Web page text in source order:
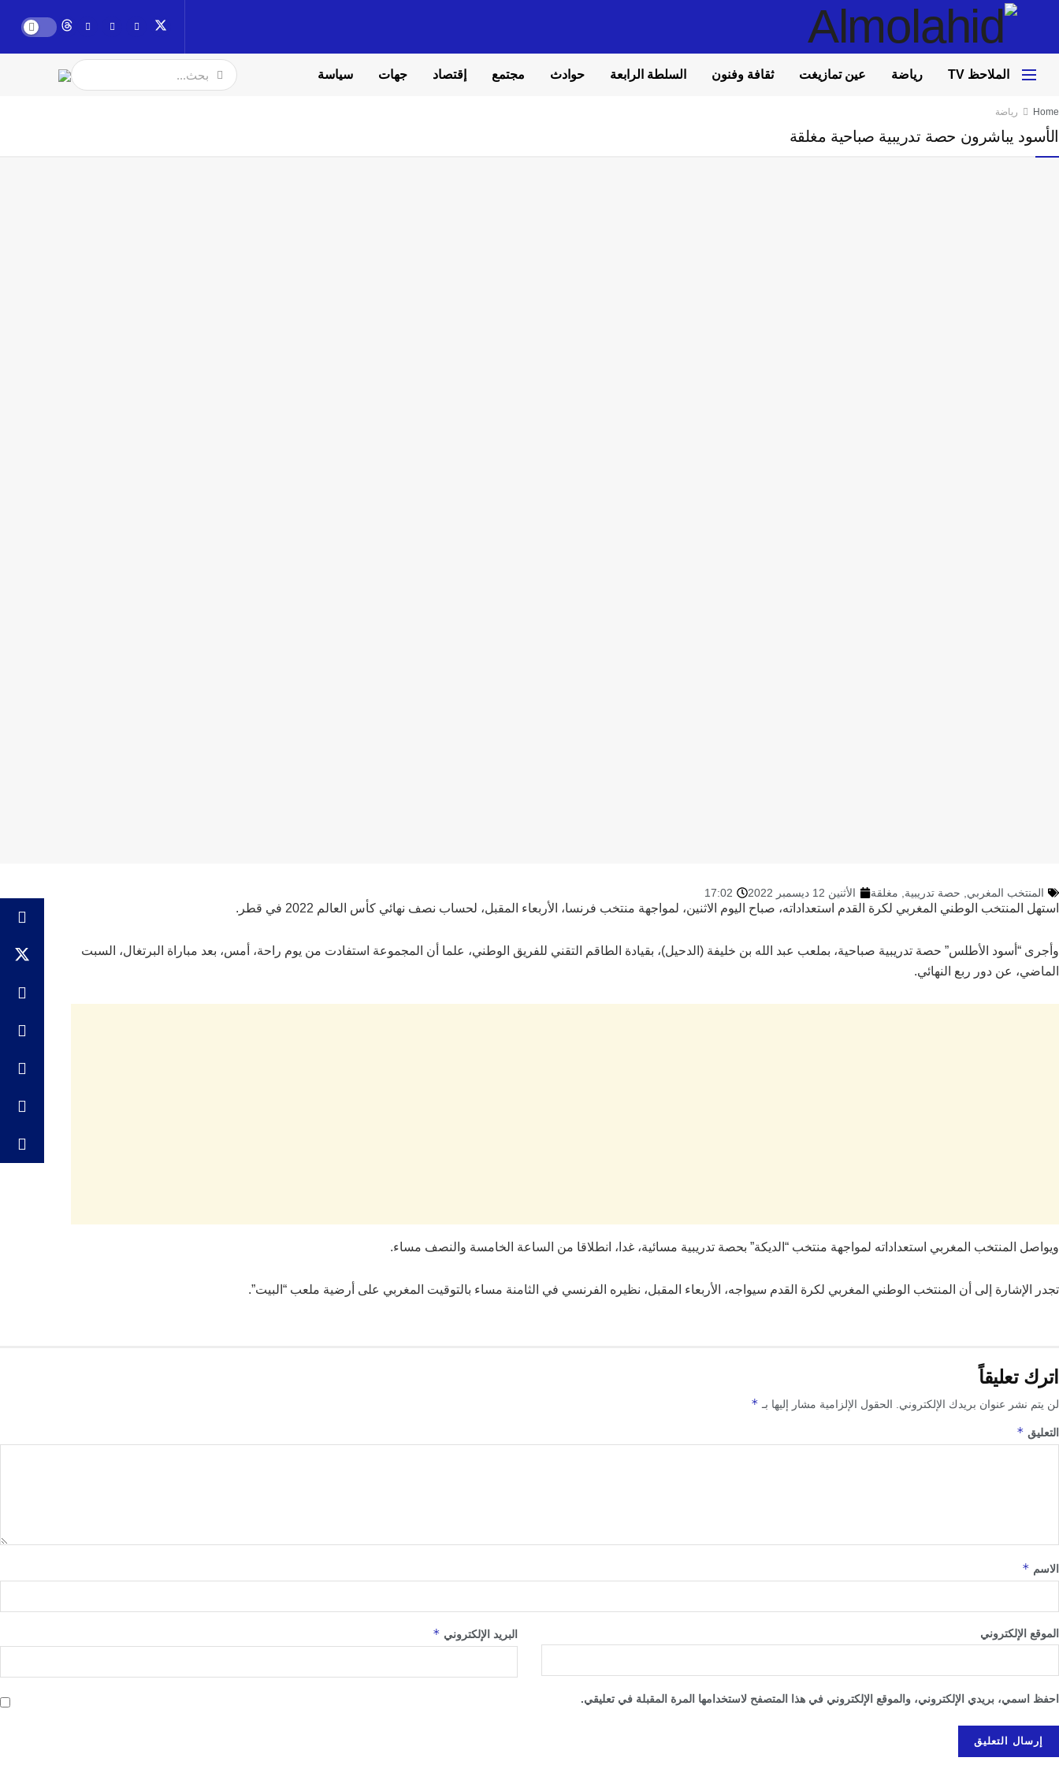
سياسة جهات إقتصاد مجتمع حوادث السلطة الرابعة ثقافة وفنون عين تمازيغت رياضة الملاحظ TV
Home رياضة
الأسود يباشرون حصة تدريبية صباحية مغلقة
المنتخب المغربي, حصة تدريبية, مغلقة الأثنين 12 ديسمبر 2022 17:02
استهل المنتخب الوطني المغربي لكرة القدم استعداداته، صباح اليوم الاثنين، لمواجهة منتخب فرنسا، الأربعاء المقبل، لحساب نصف نهائي كأس العالم 2022 في قطر.
وأجرى “أسود الأطلس” حصة تدريبية صباحية، بملعب عبد الله بن خليفة (الدحيل)، بقيادة الطاقم التقني للفريق الوطني، علما أن المجموعة استفادت من يوم راحة، أمس، بعد مباراة البرتغال، السبت
الماضي، عن دور ربع النهائي.
ويواصل المنتخب المغربي استعداداته لمواجهة منتخب “الديكة” بحصة تدريبية مسائية، غدا، انطلاقا من الساعة الخامسة والنصف مساء.
تجدر الإشارة إلى أن المنتخب الوطني المغربي لكرة القدم سيواجه، الأربعاء المقبل، نظيره الفرنسي في الثامنة مساء بالتوقيت المغربي على أرضية ملعب “البيت”.
اترك تعليقاً
لن يتم نشر عنوان بريدك الإلكتروني. الحقول الإلزامية مشار إليها بـ *
التعليق *
الاسم *
البريد الإلكتروني * الموقع الإلكتروني
احفظ اسمي، بريدي الإلكتروني، والموقع الإلكتروني في هذا المتصفح لاستخدامها المرة المقبلة في تعليقي.